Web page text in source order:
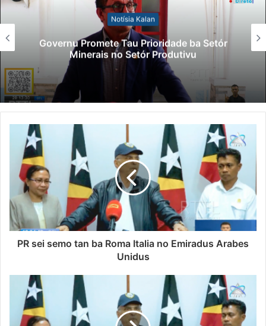
Notísia Kalan
Governu Promete Tau Prioridade ba Setór
Minerais no Setór Produtivu
PR sei semo tan ba Roma Italia no Emiradus Arabes
Unidus